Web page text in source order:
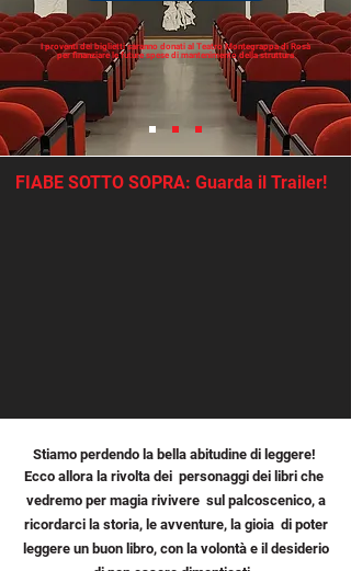
I proventi dei biglietti saranno donati al Teatro Montegrappa di Rosà
per finanziare le future spese di mantenimento della struttura
FIABE SOTTO SOPRA: Guarda il Trailer!
Stiamo perdendo la bella abitudine di leggere!
Ecco allora la rivolta dei personaggi dei libri che
vedremo per magia rivivere sul palcoscenico, a
ricordarci la storia, le avventure, la gioia di poter
leggere un buon libro, con la volontà e il desiderio